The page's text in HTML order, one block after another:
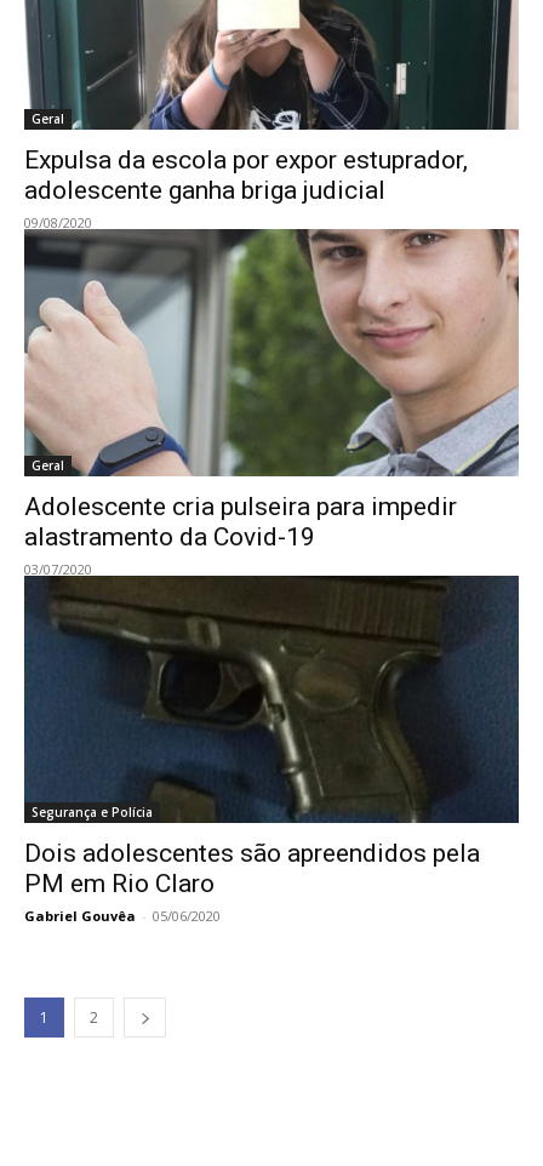
Geral
Expulsa da escola por expor estuprador,
adolescente ganha briga judicial
09/08/2020
Geral
Adolescente cria pulseira para impedir
alastramento da Covid-19
03/07/2020
Segurança e Polícia
Dois adolescentes são apreendidos pela
PM em Rio Claro
Gabriel Gouvêa - 05/06/2020
1 2